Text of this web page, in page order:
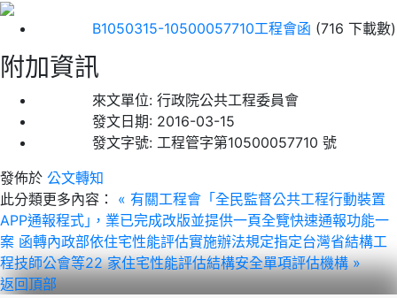
B1050315-10500057710工程會函 (716 下載數)
附加資訊
來文單位: 行政院公共工程委員會
發文日期: 2016-03-15
發文字號: 工程管字第10500057710 號
發佈於 公文轉知
此分類更多內容：
« 有關工程會「全民監督公共工程行動裝置
APP通報程式｣，業已完成改版並提供一頁全覽快速通報功能一
案 函轉內政部依住宅性能評估實施辦法規定指定台灣省結構工
程技師公會等22 家住宅性能評估結構安全單項評估機構 »
返回頂部